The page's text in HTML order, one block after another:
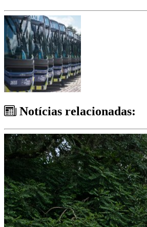
Notícias relacionadas: